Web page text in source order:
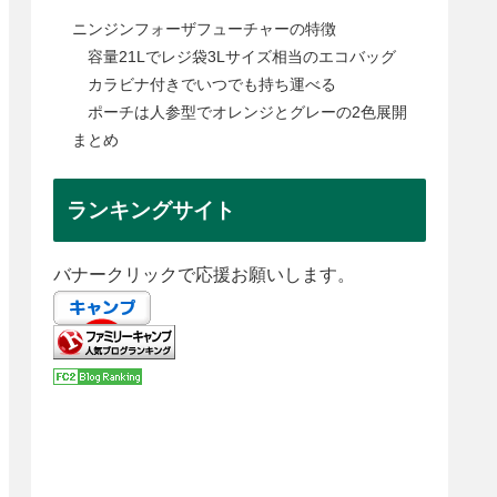
ニンジンフォーザフューチャーの特徴
容量21Lでレジ袋3Lサイズ相当のエコバッグ
カラビナ付きでいつでも持ち運べる
ポーチは人参型でオレンジとグレーの2色展開
まとめ
ランキングサイト
バナークリックで応援お願いします。